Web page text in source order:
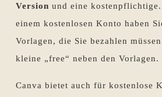
Version und eine
einem kostenlosen Konto haben
Vorlagen, die Sie bezahlen
kleine „free“ neben den Vorlagen.
Canva bietet auch für kostenlose